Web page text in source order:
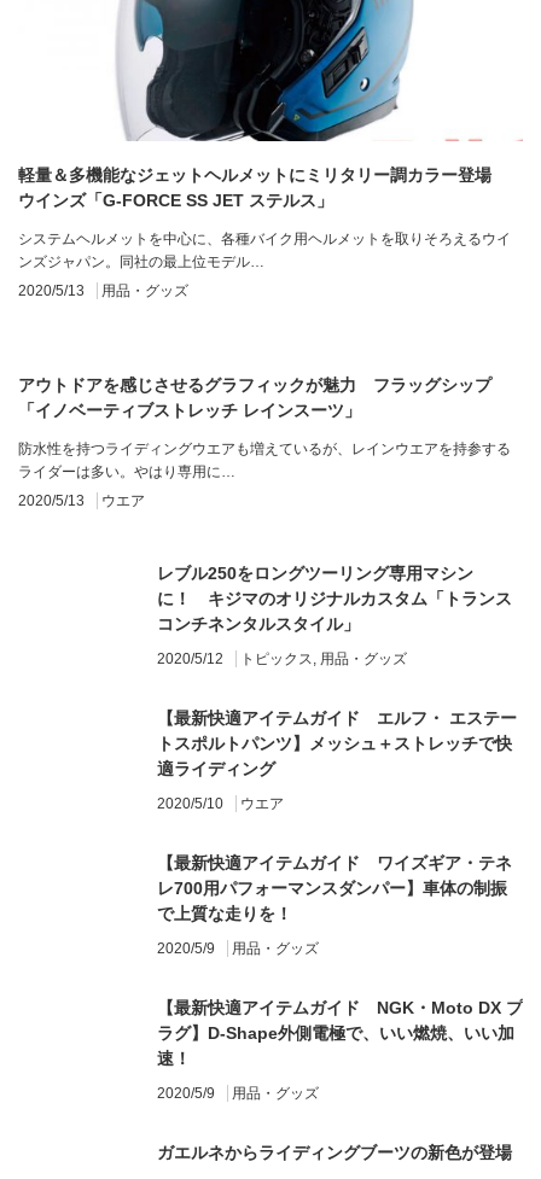
軽量＆多機能なジェットヘルメットにミリタリー調カラー登場
ウインズ「G-FORCE SS JET ステルス」
システムヘルメットを中心に、各種バイク用ヘルメットを取りそろえるウイ
ンズジャパン。同社の最上位モデル…
2020/5/13
用品・グッズ
アウトドアを感じさせるグラフィックが魅力 フラッグシップ
「イノベーティブストレッチ レインスーツ」
防水性を持つライディングウエアも増えているが、レインウエアを持参する
ライダーは多い。やはり専用に…
2020/5/13
ウエア
レブル250をロングツーリング専用マシン
に！ キジマのオリジナルカスタム「トランス
コンチネンタルスタイル」
2020/5/12 トピックス, 用品・グッズ
【最新快適アイテムガイド エルフ・ エステー
トスポルトパンツ】メッシュ＋ストレッチで快
適ライディング
2020/5/10 ウエア
【最新快適アイテムガイド ワイズギア・テネ
レ700用パフォーマンスダンパー】車体の制振
で上質な走りを！
2020/5/9 用品・グッズ
【最新快適アイテムガイド NGK・Moto DX プ
ラグ】D-Shape外側電極で、いい燃焼、いい加
速！
2020/5/9 用品・グッズ
ガエルネからライディングブーツの新色が登場